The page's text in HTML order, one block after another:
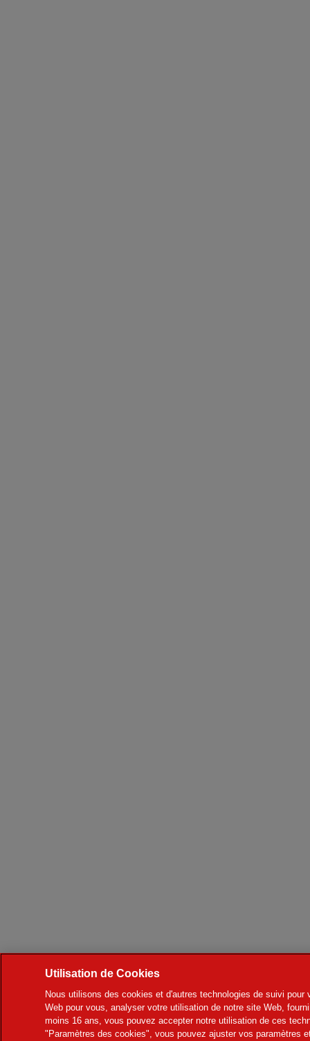
Utilisation de Cookies
Nous utilisons des cookies et d'autres technologies de suivi
Web pour vous, analyser votre utilisation de notre site Web,
moins 16 ans, vous pouvez accepter notre utilisation de ces
"Paramètres des cookies", vous pouvez ajuster vos paramètres